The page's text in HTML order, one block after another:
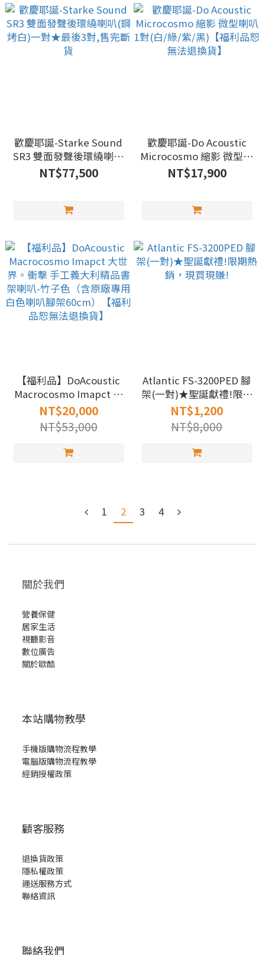
歡慶耶誕-Starke Sound
SR3 雙面發聲後環繞喇叭
(鋼烤白)一對★最後3對,
售完斷貨
NT$77,500
歡慶耶誕-Do Acoustic
Microcosmo 縮影 微型喇
叭1對(白/綠/紫/黑)【福
利品恕無法退換貨】
NT$17,900
【福利品】DoAcoustic
Macrocosmo Imapct 大
世界。衝擊 手工義大利精
品書架喇叭-竹子色（含原
廠專用白色喇叭腳架
60cm）【福利品恕無法
退換貨】
NT$20,000
NT$53,000
Atlantic FS-3200PED 腳
架(一對)★聖誕獻禮!限期
熱銷，現買現賺!
NT$1,200
NT$8,000
1 2 3 4
關於我們
營養保健
居家生活
視聽影音
數位廣告
關於歐酷
本站購物教學
手機版購物流程教學
電腦版購物流程教學
經銷授權政策
顧客服務
退換貨政策
隱私權政策
運送服務方式
聯絡資訊
聯絡我們